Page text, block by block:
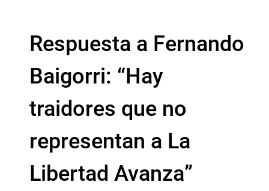
Respuesta a Fernando
Baigorri: “Hay
traidores que no
representan a La
Libertad Avanza”